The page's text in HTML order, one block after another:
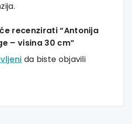
recenzirati “Antonija
– visina 30 cm”
da biste objavili